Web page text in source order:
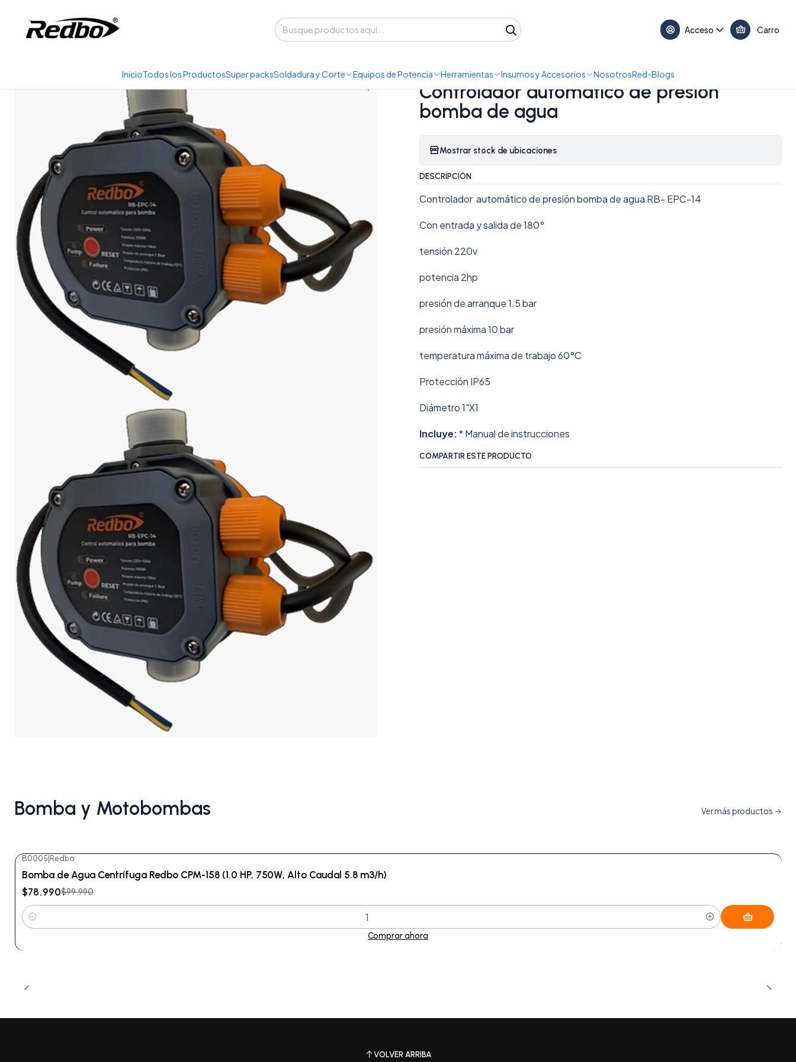
Acceso Carro
InicioTodos los ProductosSuper packsSoldadura y Corte Equipos de Potencia Herramientas Insumos y Accesorios NosotrosRed-Blogs
Equipos de Potencia Bomba y Motobombas Controlador automático de presión bomba de agua
|
Controlador automático de presión
bomba de agua
Mostrar stock de ubicaciones
DESCRIPCIÓN
Controlador automático de presión bomba de agua RB- EPC-14
Con entrada y salida de 180°
tensión 220v
potencia 2hp
presión de arranque 1.5 bar
presión máxima 10 bar
temperatura máxima de trabajo 60°C
Protección IP65
Diámetro 1"X1
Incluye:* Manual de instrucciones
COMPARTIR ESTE PRODUCTO
Bomba y Motobombas Ver más productos
B0005|Redbo
Bomba de Agua Centrífuga Redbo CPM-158 (1.0 HP, 750W, Alto Caudal 5.8 m3/h)
$78.990$99.990
Cantidad
Comprar ahora
VOLVER ARRIBA